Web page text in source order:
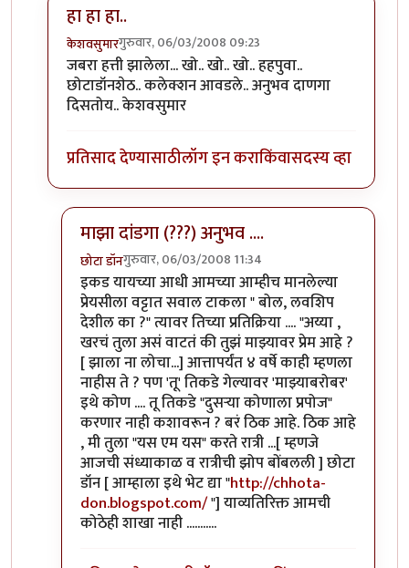
हा हा हा..
केशवसुमारगुरुवार, 06/03/2008 09:23
In reply toअम्म्म्.....byब्रिटिश टिंग्या
जबरा हत्ती झालेला... खो.. खो.. खो.. हहपुवा..
छोटाडॉनशेठ.. कलेक्शन आवडले.. अनुभव दाणगा
दिसतोय.. केशवसुमार
प्रतिसाद देण्यासाठीलॉग इन कराकिंवासदस्य व्हा
माझा दांडगा (???) अनुभव ....
छोटा डॉनगुरुवार, 06/03/2008 11:34
In reply toहा हा हा..byकेशवसुमार
इकड यायच्या आधी आमच्या आम्हीच मानलेल्या
प्रेयसीला वट्टात सवाल टाकला " बोल, लवशिप
देशील का ?" त्यावर तिच्या प्रतिक्रिया .... "अय्या ,
खरचं तुला असं वाटतं की तुझं माझ्यावर प्रेम आहे ?
[ झाला ना लोचा...] आत्तापर्यंत ४ वर्षे काही म्हणला
नाहीस ते ? पण 'तू' तिकडे गेल्यावर 'माझ्याबरोबर'
इथे कोण .... तू तिकडे "दुसर्‍या कोणाला प्रपोज"
करणार नाही कशावरून ? बरं ठिक आहे. ठिक आहे
, मी तुला "यस एम यस" करते रात्री ...[ म्हणजे
आजची संध्याकाळ व रात्रीची झोप बोंबलली ] छोटा
डॉन [ आम्हाला इथे भेट द्या "http://chhota-
don.blogspot.com/"] याव्यतिरिक्त आमची
कोठेही शाखा नाही ...........